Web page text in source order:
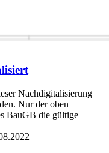
Nachdigitalisierung
Nur der oben
BauGB die gültige